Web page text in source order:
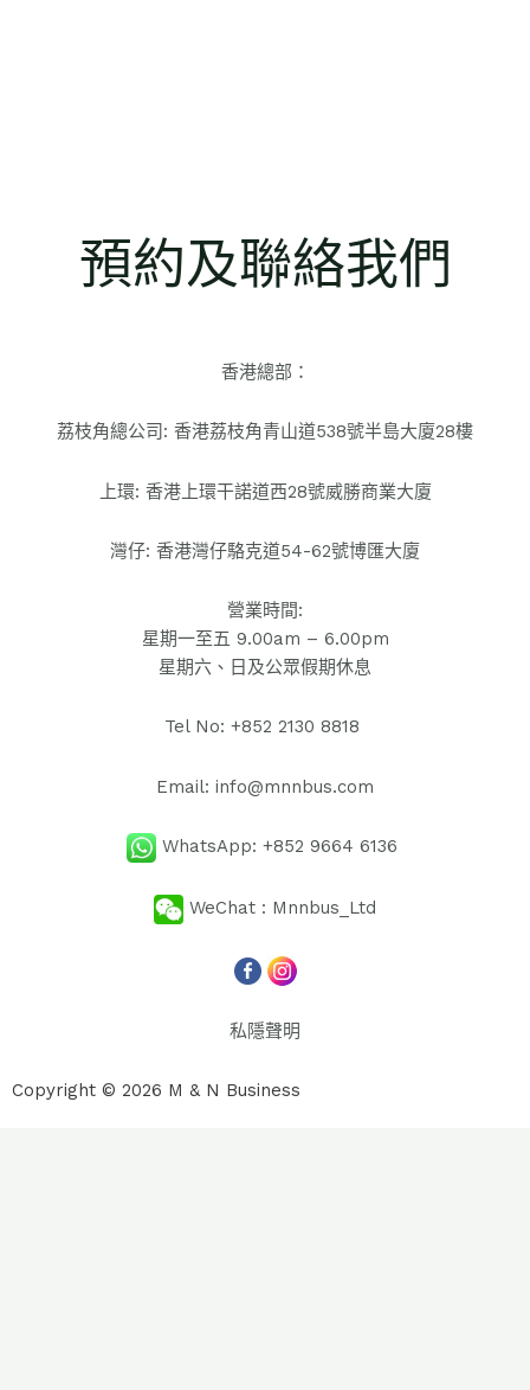
預約及聯絡我們
香港總部：
荔枝角總公司: 香港荔枝角青山道538號半島大廈28樓
上環: 香港上環干諾道西28號威勝商業大廈
灣仔: ​香港灣仔駱克道54-62號博匯大廈
營業時間:
星期一至五 9.00am – 6.00pm
星期六、日及公眾假期休息
Tel No: +852 2130 8818
Email: info@mnnbus.com
WhatsApp: +852 9664 6136
WeChat : Mnnbus_Ltd
私隱聲明
Copyright © 2026 M & N Business